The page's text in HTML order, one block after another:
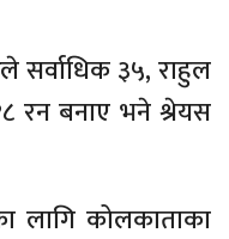
सर्वाधिक ३५, राहुल
रन बनाए भने श्रेयस
लागि कोलकाताका